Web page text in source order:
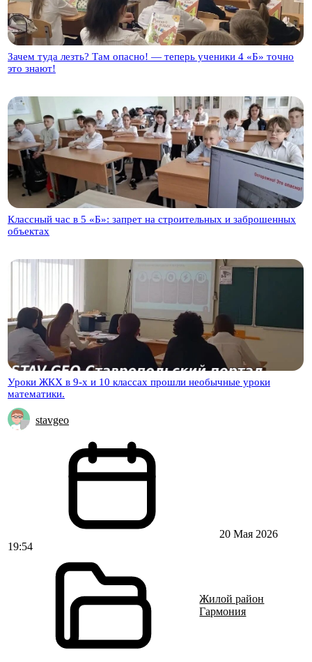
Зачем туда лезть? Там опасно! — теперь ученики 4 «Б» точно
это знают!
Классный час в 5 «Б»: запрет на строительных и заброшенных
объектах
Уроки ЖКХ в 9-х и 10 классах прошли необычные уроки
математики.
stavgeo
20 Мая 2026
19:54
Жилой район
Гармония